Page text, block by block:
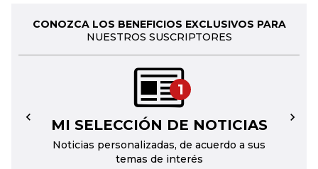
CONOZCA LOS BENEFICIOS EXCLUSIVOS PARA
NUESTROS SUSCRIPTORES
1
MI SELECCIÓN DE NOTICIAS
Noticias personalizadas, de acuerdo a sus
temas de interés
← →